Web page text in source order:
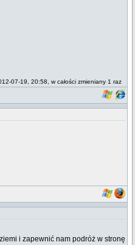
07-19, 20:58, w całości zmieniany 1 raz
i zapewnić nam podróż w stronę